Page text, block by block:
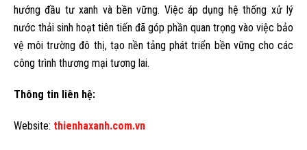
hướng đầu tư xanh và bền vững. Việc áp dụng hệ thống xử lý
nước thải sinh hoạt tiên tiến đã góp phần quan trọng vào việc bảo
vệ môi trường đô thị, tạo nền tảng phát triển bền vững cho các
công trình thương mại tương lai.
Thông tin liên hệ:
Website: thienhaxanh.com.vn